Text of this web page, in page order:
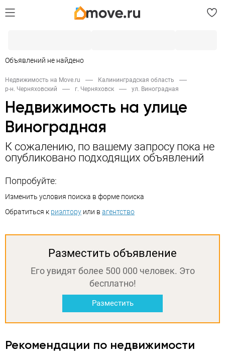
Объявлений не найдено
Недвижимость на Move.ru
Калининградская область
р-н. Черняховский
г. Черняховск ул. Виноградная
Недвижимость на улице
Виноградная
К сожалению, по вашему запросу пока не
опубликовано подходящих объявлений
Попробуйте:
Изменить условия поиска в форме поиска
Обратиться к риэлтору или в агентство
Разместить объявление
Его увидят более 500 000 человек. Это
бесплатно!
Разместить
Рекомендации по недвижимости